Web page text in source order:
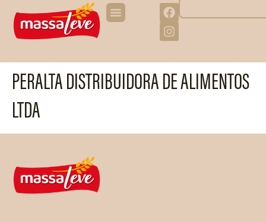
PERALTA DISTRIBUIDORA DE ALIMENTOS
LTDA